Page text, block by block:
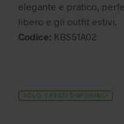
elegante e pratico,
libero e gli outfit estivi.
Codice: KBS51A02
SOLO 1 PEZZI DISPONIBILI